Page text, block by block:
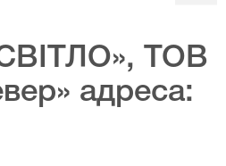
ТОВ
адреса: